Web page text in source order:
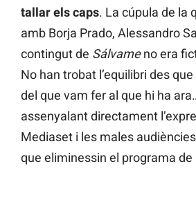
tallar els caps. La cúpula de la
amb Borja Prado, Alessandro
contingut de Sálvameno era
No han trobat l’equilibri des
del que vam fer al que hi ha
assenyalant directament
Mediaset i les males
que eliminessin el programa de